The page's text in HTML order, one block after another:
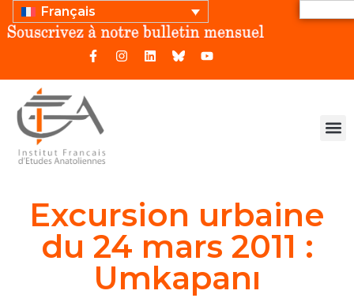
Français
Excursion urbaine
du 24 mars 2011 :
Umkapanı